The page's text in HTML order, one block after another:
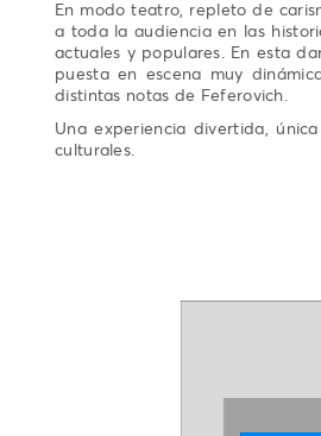
En modo teatro, repleto de
a toda la audiencia en las
actuales y populares. En esta
puesta en escena muy
distintas notas de Feferovich.
Una experiencia divertida,
culturales.